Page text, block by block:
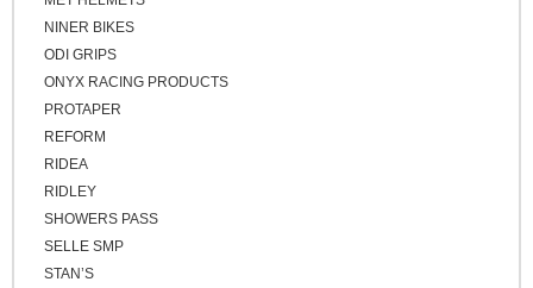
NINER BIKES
ODI GRIPS
ONYX RACING PRODUCTS
PROTAPER
REFORM
RIDEA
RIDLEY
SHOWERS PASS
SELLE SMP
STAN’S